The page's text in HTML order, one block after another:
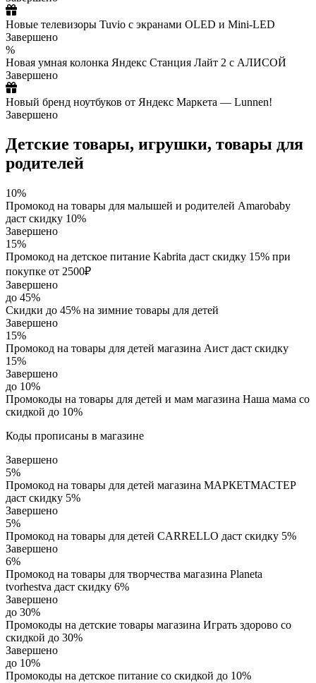
Новые телевизоры Tuvio с экранами OLED и Mini-LED
Завершено
%
Новая умная колонка Яндекс Станция Лайт 2 с АЛИСОЙ
Завершено
Новый бренд ноутбуков от Яндекс Маркета — Lunnen!
Завершено
Детские товары, игрушки, товары для
родителей
10%
Промокод на товары для малышей и родителей Amarobaby
даст скидку 10%
Завершено
15%
Промокод на детское питание Kabrita даст скидку 15% при
покупке от 2500₽
Завершено
до 45%
Скидки до 45% на зимние товары для детей
Завершено
15%
Промокод на товары для детей магазина Аист даст скидку
15%
Завершено
до 10%
Промокоды на товары для детей и мам магазина Наша мама со
скидкой до 10%
Коды прописаны в магазине
Завершено
5%
Промокод на товары для детей магазина МАРКЕТМАСТЕР
даст скидку 5%
Завершено
5%
Промокод на товары для детей CARRELLO даст скидку 5%
Завершено
6%
Промокод на товары для творчества магазина Planeta
tvorhestva даст скидку 6%
Завершено
до 30%
Промокоды на детские товары магазина Играть здорово со
скидкой до 30%
Завершено
до 10%
Промокоды на детское питание со скидкой до 10%